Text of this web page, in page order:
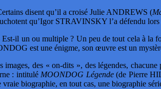
disent qu’il a croisé Julie ANDREWS (
qu’Igor STRAVINSKY l’a défendu
il un ou multiple ? Un peu de tout cela à
est une énigme, son œuvre est un
des « on-dits », des légendes,
: intitulé MOONDOG Légende(de Pierre
vraie biographie, en tout cas, une biographie